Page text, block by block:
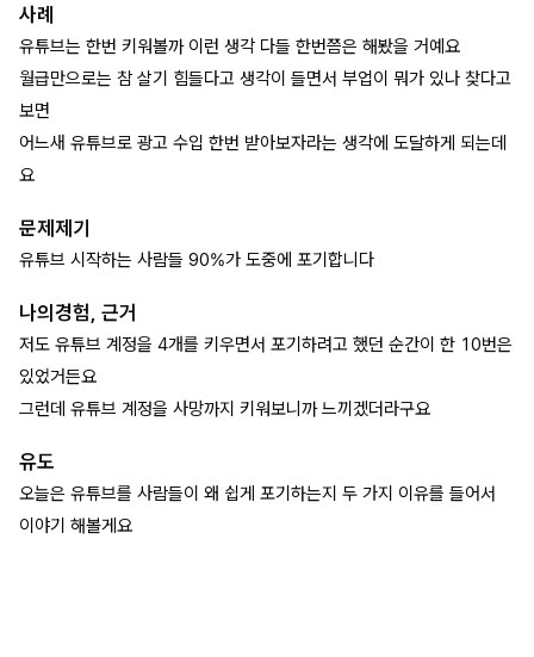
사례
유튜브는 한번 키워볼까 이런 생각 다들 한번쯤은 해봤을 거예요
월급만으로는 참 살기 힘들다고 생각이 들면서 부업이 뭐가 있나 찾다고
보면
어느새 유튜브로 광고 수입 한번 받아보자라는 생각에 도달하게 되는데
요
문제제기
유튜브 시작하는 사람들 90%가 도중에 포기합니다
나의경험, 근거
저도 유튜브 계정을 4개를 키우면서 포기하려고 했던 순간이 한 10번은
있었거든요
그런데 유튜브 계정을 사망까지 키워보니까 느끼겠더라구요
유도
오늘은 유튜브를 사람들이 왜 쉽게 포기하는지 두 가지 이유를 들어서
이야기 해볼게요